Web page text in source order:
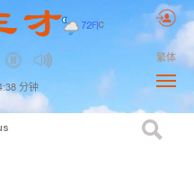
72F| C
分钟
繁体